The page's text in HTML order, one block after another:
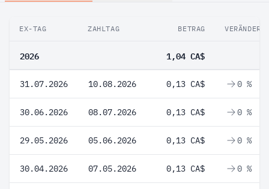
EX-TAG ZAHLTAG BETRAG
2026 1,04 CA$
31.07.2026 10.08.2026 0,13 CA$ 0 %
30.06.2026 08.07.2026 0,13 CA$ 0 %
29.05.2026 05.06.2026 0,13 CA$ 0 %
30.04.2026 07.05.2026 0,13 CA$ 0 %